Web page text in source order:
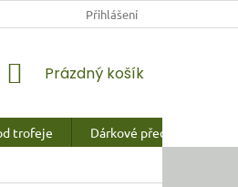
Přihlášení
NÁKUPNÍ
Prázdný košík
trofeje
Dárkové předměty a